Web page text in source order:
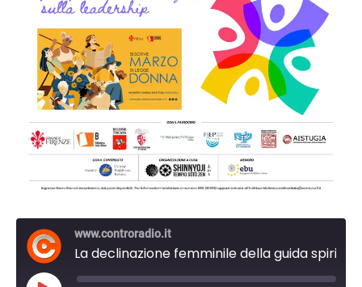
www.controradio.it